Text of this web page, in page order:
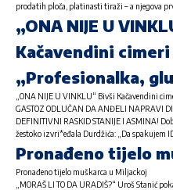
prodatih ploča, platinasti tiraži – a njegova
„ONA NIJE U
Kačavendini
„Profesionalka,
„ONA NIJE U VINKLU“ Bivši Kačavendini
GASTOZ ODLUČAN DA ANĐELI NAPRAVI
DEFINITIVNI RASKID STANIJE I ASMINA!
žestoko izvri*eđala Durdžića: „Da spakujem
Pronađeno tijelo
Pronađeno tijelo muškarca u Miljackoj
„MORAŠ LI TO DA URADIŠ?“ Uroš Stanić